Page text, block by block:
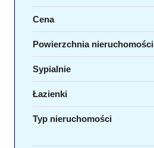
Cena
Powierzchnia nieruchomości
Sypialnie
Łazienki
Typ nieruchomości